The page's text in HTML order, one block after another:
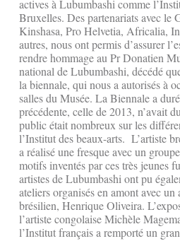
actives à Lubumbashi comme
Bruxelles. Des partenariats avec le
Kinshasa, Pro Helvetia, Africalia,
autres, nous ont permis d’assurer
rendre hommage au Pr Donatien
national de Lubumbashi, décédé
la biennale, qui nous a autorisés à
salles du Musée. La Biennale a
précédente, celle de 2013, n’avait
public était nombreux sur les
l’Institut des beaux-arts. L’artiste
a réalisé une fresque avec un
motifs inventés par ces très jeunes
artistes de Lubumbashi ont pu
ateliers organisés en amont avec un
brésilien, Henrique Oliveira.
l’artiste congolaise Michèle
l’Institut français a remporté un